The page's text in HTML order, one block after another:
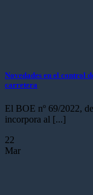
Novedades en el control
carretera
El BOE nº 69/2022,
incorpora al [...]
22
Mar